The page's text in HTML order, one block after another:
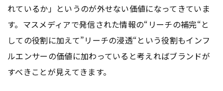
れているか」というのが外せない価値になってきていま
す。マスメディアで発信された情報の“リーチの補完“と
しての役割に加えて”リーチの浸透“という役割もインフ
ルエンサーの価値に加わっていると考えればブランドが
すべきことが見えてきます。